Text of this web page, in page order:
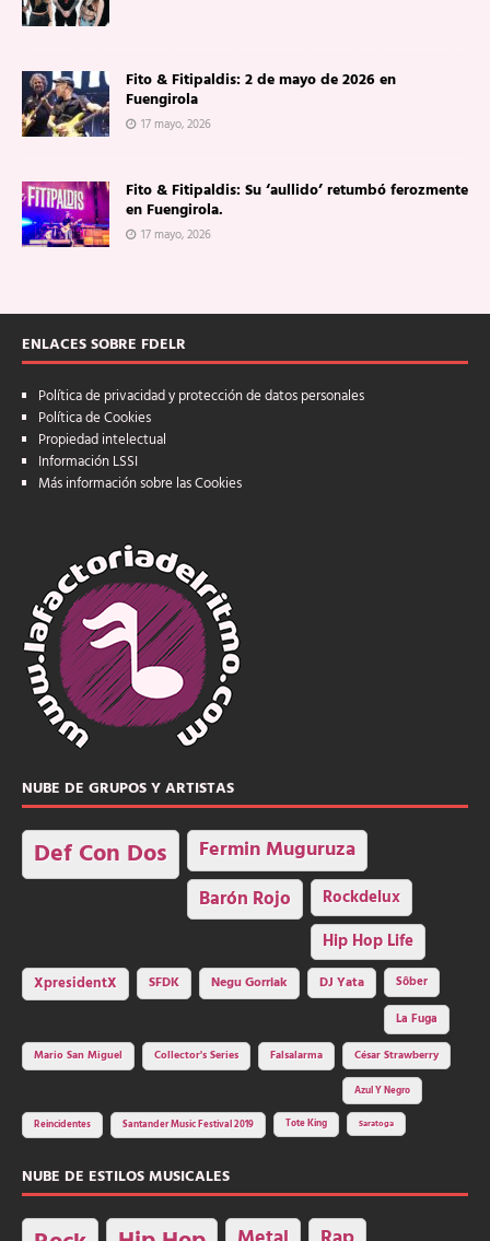
Fito & Fitipaldis: 2 de mayo de 2026 en
Fuengirola
17 mayo, 2026
Fito & Fitipaldis: Su ‘aullido’ retumbó ferozmente
en Fuengirola.
17 mayo, 2026
ENLACES SOBRE FDELR
Política de privacidad y protección de datos personales
Política de Cookies
Propiedad intelectual
Información LSSI
Más información sobre las Cookies
NUBE DE GRUPOS Y ARTISTAS
Def Con Dos Fermin Muguruza
Barón Rojo Rockdelux
Hip Hop Life
XpresidentX SFDK Negu Gorriak DJ Yata
Sôber
La Fuga
Mario San Miguel
Collector's Series Falsalarma César Strawberry
Azul Y Negro
Reincidentes Santander Music Festival 2019 Tote King Saratoga
NUBE DE ESTILOS MUSICALES